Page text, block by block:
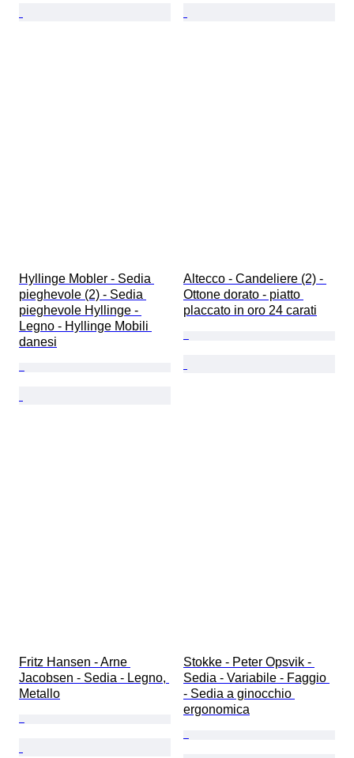
Hyllinge Mobler - Sedia
pieghevole (2) - Sedia
pieghevole Hyllinge -
Legno - Hyllinge Mobili
danesi
Altecco - Candeliere (2) -
Ottone dorato - piatto
placcato in oro 24 carati
Fritz Hansen - Arne
Jacobsen - Sedia - Legno,
Metallo
Stokke - Peter Opsvik -
Sedia - Variabile - Faggio
- Sedia a ginocchio
ergonomica